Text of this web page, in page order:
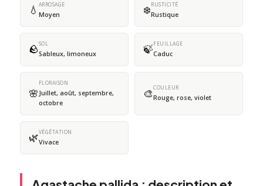
💧 ARROSAGE
Moyen ❄️RUSTICITÉ
Rustique
🪨SOL
Sableux, limoneux 🍃FEUILLAGE
Caduc
🌸
FLORAISON
Juillet, août, septembre,
octobre
🎨COULEUR
Rouge, rose, violet
🌿VÉGÉTATION
Vivace